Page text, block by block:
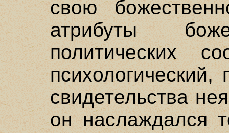
свою
атрибуты
политических
психологический,
свидетельства
он наслаждался